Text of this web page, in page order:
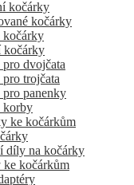
kočárky
kočárky
kočárky
kočárky
dvojčata
trojčata
panenky
korby
ke kočárkům
díly na kočárky
kočárkům